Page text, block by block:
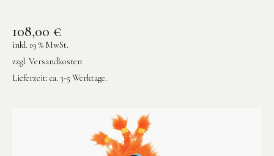
108,00 €
inkl. 19 % MwSt.
zzgl. Versandkosten
Lieferzeit: ca. 3-5 Werktage.